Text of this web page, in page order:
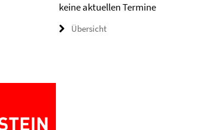
keine aktuellen Termine
Übersicht